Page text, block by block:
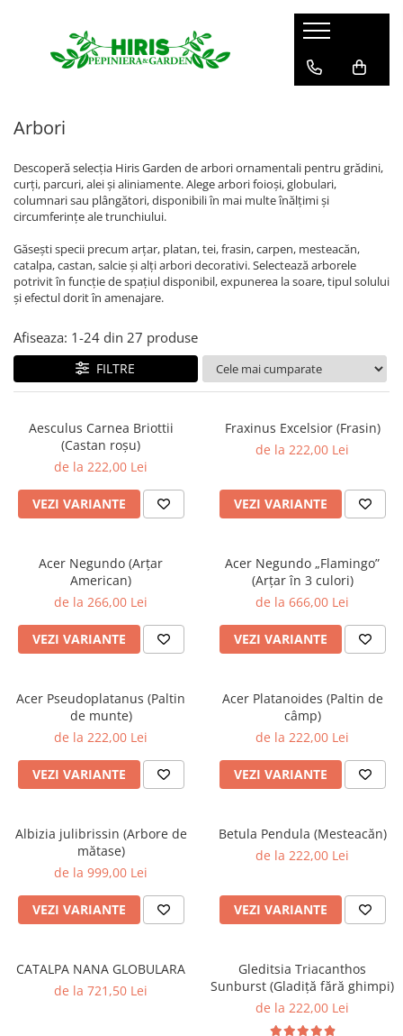
Servicii
profesionale
Montare gazon prin însamanțare
și gazon rulou
Complexe Rezidențiale și Asociații
Sisteme de irigații și aspersie –
montaj profesional
Arbori
Descoperă selecția Hiris Garden de arbori ornamentali pentru grădini,
curți, parcuri, alei și aliniamente. Alege arbori foioși, globulari,
columnari sau plângători, disponibili în mai multe înălțimi și
circumferințe ale trunchiului.
Găsești specii precum arțar, platan, tei, frasin, carpen, mesteacăn,
catalpa, castan, salcie și alți arbori decorativi. Selectează arborele
potrivit în funcție de spațiul disponibil, expunerea la soare, tipul solului
și efectul dorit în amenajare.
Afiseaza: 1-24 din 27 produse
FILTRE
Aesculus Carnea Briottii
(Castan roșu)
de la 222,00 Lei
VEZI VARIANTE
Fraxinus Excelsior (Frasin)
de la 222,00 Lei
VEZI VARIANTE
Acer Negundo (Arțar
American)
de la 266,00 Lei
VEZI VARIANTE
Acer Negundo „Flamingo”
(Arțar în 3 culori)
de la 666,00 Lei
VEZI VARIANTE
Acer Pseudoplatanus (Paltin
de munte)
de la 222,00 Lei
VEZI VARIANTE
Acer Platanoides (Paltin de
câmp)
de la 222,00 Lei
VEZI VARIANTE
Albizia julibrissin (Arbore de
mătase)
de la 999,00 Lei
VEZI VARIANTE
Betula Pendula (Mesteacăn)
de la 222,00 Lei
VEZI VARIANTE
CATALPA NANA GLOBULARA
de la 721,50 Lei
Gleditsia Triacanthos
Sunburst (Gladiță fără ghimpi)
de la 222,00 Lei